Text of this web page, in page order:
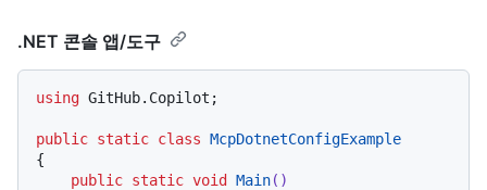
.NET 콘솔 앱/도구
using GitHub.Copilot;
public static class McpDotnetConfigExample
{
public static void Main()